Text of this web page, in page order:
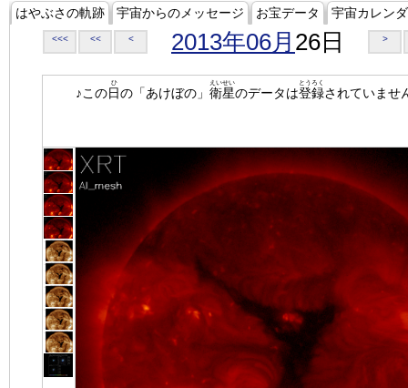
はやぶさの軌跡 宇宙からのメッセージ お宝データ 宇宙カレン
<<< << < 2013年06月 26日 >
♪この日
ひ
の「あけぼの」 衛星
えいせい
のデータは登録
とうろく
されていませ